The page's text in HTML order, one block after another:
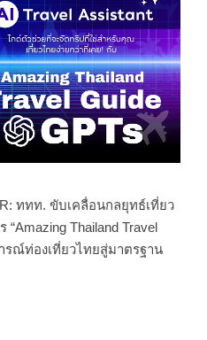
ททท. ขับเคลื่อนกลยุทธ์เที่ยว
Thailand Travel
รณ์ท่องเที่ยวไทยสู่มาตรฐาน